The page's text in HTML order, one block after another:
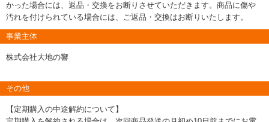
かった場合には、返品・交換をお断りさせていただきます。商品に傷や
汚れを付けられている場合には、ご返品・交換はお断りいたします。
事業主体
株式会社大地の響
その他
【定期購入の中途解約について】